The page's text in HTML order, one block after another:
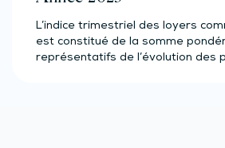
L’indice trimestriel des loyers
est constitué de la somme
représentatifs de l’évolution des